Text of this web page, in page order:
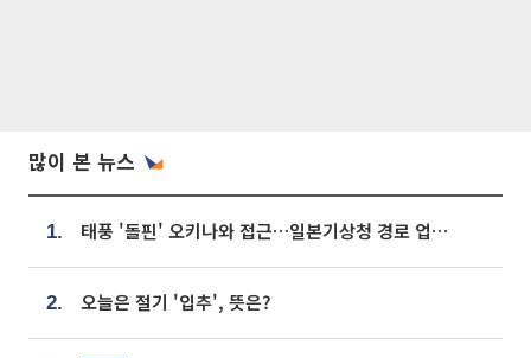
많이 본 뉴스
1. 태풍 '돌핀' 오키나와 접근…일본기상청 경로 업데이트
2. 오늘은 절기 '입추', 뜻은?